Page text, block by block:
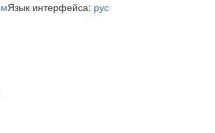
Язык интерфейса: рус